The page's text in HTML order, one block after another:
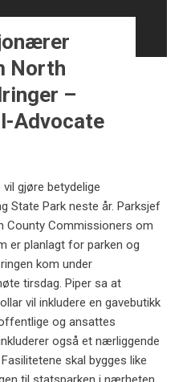
North
–
Advocate
gjøre betydelige
State Park neste år. Parksjef
County Commissioners om
er planlagt for parken og
kom under
tirsdag. Piper sa at
vil inkludere en gavebutikk
og ansattes
også et nærliggende
skal bygges like